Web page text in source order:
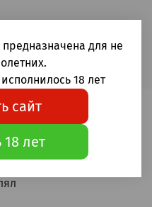
для не
18 лет
сайт
лет